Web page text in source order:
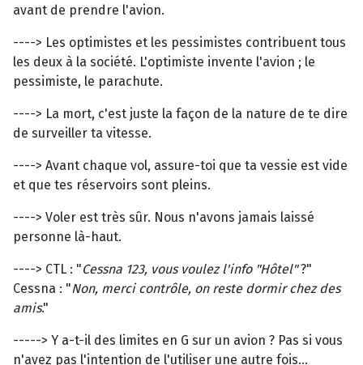
avant de prendre l'avion.
----> Les optimistes et les pessimistes contribuent tous
les deux à la société. L'optimiste invente l'avion ; le
pessimiste, le parachute.
----> La mort, c'est juste la façon de la nature de te dire
de surveiller ta vitesse.
----> Avant chaque vol, assure-toi que ta vessie est vide
et que tes réservoirs sont pleins.
----> Voler est très sûr. Nous n'avons jamais laissé
personne là-haut.
----> CTL : "Cessna 123, vous voulez l'info "Hôtel"?"
Cessna : "Non, merci contrôle, on reste dormir chez des
amis."
-----> Y a-t-il des limites en G sur un avion ? Pas si vous
n'avez pas l'intention de l'utiliser une autre fois...